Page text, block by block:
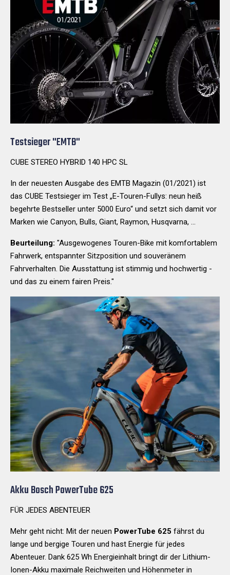
Testsieger "EMTB"
CUBE STEREO HYBRID 140 HPC SL
In der neuesten Ausgabe des EMTB Magazin (01/2021) ist
das CUBE Testsieger im Test „E-Touren-Fullys: neun heiß
begehrte Bestseller unter 5000 Euro“ und setzt sich damit vor
Marken wie Canyon, Bulls, Giant, Raymon, Husqvarna, ...
Beurteilung: "Ausgewogenes Touren-Bike mit komfortablem
Fahrwerk, entspannter Sitzposition und souveränem
Fahrverhalten. Die Ausstattung ist stimmig und hochwertig -
und das zu einem fairen Preis."
Akku Bosch PowerTube 625
FÜR JEDES ABENTEUER
Mehr geht nicht: Mit der neuen PowerTube 625 fährst du
lange und bergige Touren und hast Energie für jedes
Abenteuer. Dank 625 Wh Energieinhalt bringt dir der Lithium-
Ionen-Akku maximale Reichweiten und Höhenmeter in